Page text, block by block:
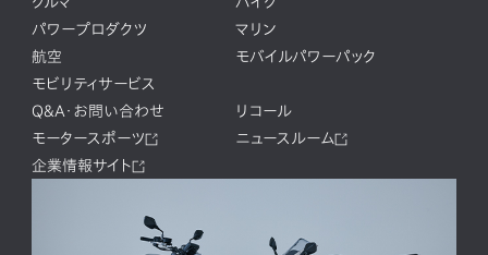
パワープロダクツ
マリン
航空
モバイルパワーパック
モビリティサービス
Q&A・お問い合わせ
リコール
モータースポーツ
ニュースルーム
企業情報サイト